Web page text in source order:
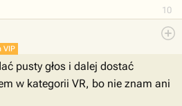
10
VIP
pusty głos i dalej dostać
w kategorii VR, bo nie znam ani